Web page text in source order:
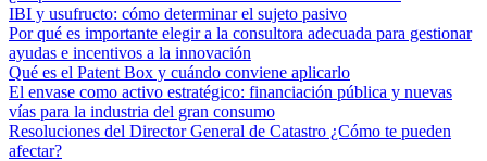
IBI y usufructo: cómo determinar el sujeto pasivo
Por qué es importante elegir a la consultora adecuada para gestionar
ayudas e incentivos a la innovación
Qué es el Patent Box y cuándo conviene aplicarlo
El envase como activo estratégico: financiación pública y nuevas
vías para la industria del gran consumo
Resoluciones del Director General de Catastro ¿Cómo te pueden
afectar?